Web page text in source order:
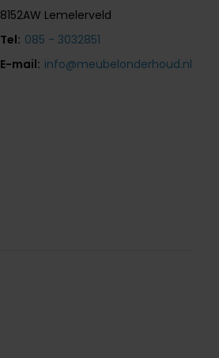
8152AW Lemelerveld
Tel: 085 - 3032851
E-mail: info@meubelonderhoud.nl